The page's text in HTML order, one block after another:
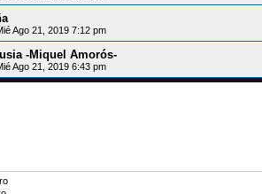
Ago 21, 2019 7:12 pm
-Miquel Amorós-
Ago 21, 2019 6:43 pm